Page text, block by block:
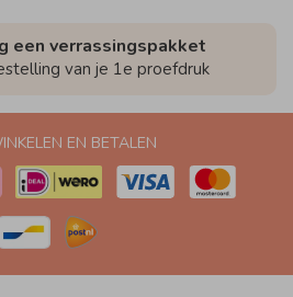
een verrassingspakket
van je 1e proefdruk
EN BETALEN